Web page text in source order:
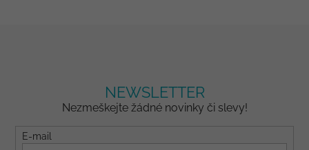
NEWSLETTER
Nezmeškejte žádné novinky či slevy!
E-mail